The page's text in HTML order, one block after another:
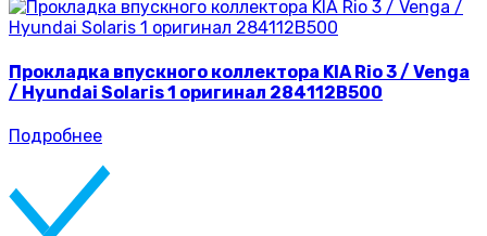
Прокладка впускного коллектора KIA Rio 3 / Venga
/ Hyundai Solaris 1 оригинал 284112B500
Подробнее